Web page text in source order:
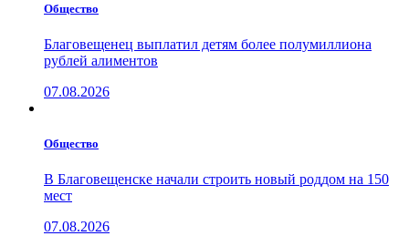
Общество
Благовещенец выплатил детям более полумиллиона
рублей алиментов
07.08.2026
Общество
В Благовещенске начали строить новый роддом на 150
мест
07.08.2026